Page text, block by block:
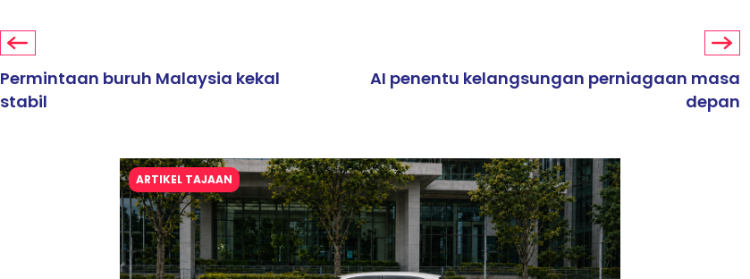
Permintaan buruh Malaysia kekal
stabil
AI penentu kelangsungan perniagaan masa
depan
ARTIKEL TAJAAN